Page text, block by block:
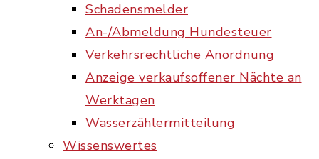
Schadensmelder
An-/Abmeldung Hundesteuer
Verkehrsrechtliche Anordnung
Anzeige verkaufsoffener Nächte an
Werktagen
Wasserzählermitteilung
Wissenswertes